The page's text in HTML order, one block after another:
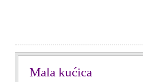
Mala kućica